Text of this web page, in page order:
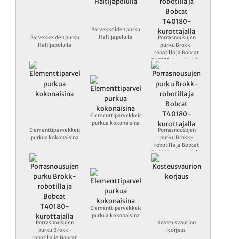
Parvekkeiden purku
Haltijapolulla
Parvekkeiden purku
Haltijapolulla
Porrasnousujen
purku Brokk-
robotilla ja Bobcat
T40180-kurottajalla
Elementtiparvekkeiden
purkua kokonaisina
Elementtiparvekkeiden
purkua kokonaisina
Porrasnousujen
purku Brokk-
robotilla ja Bobcat
T40180-kurottajalla
Porrasnousujen
purku Brokk-
Elementtiparvekkeiden
purkua kokonaisina
Kosteusvaurion
korjaus